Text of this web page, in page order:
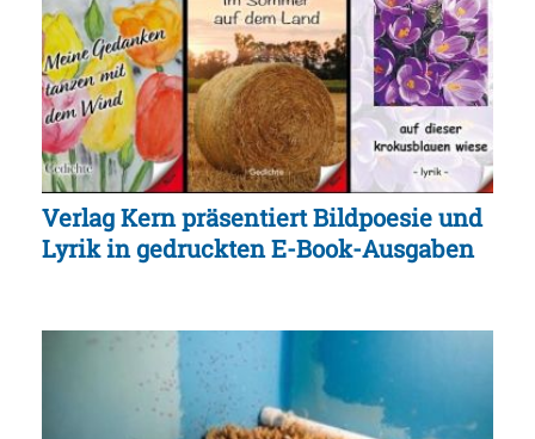
Verlag Kern präsentiert Bildpoesie und
Lyrik in gedruckten E-Book-Ausgaben